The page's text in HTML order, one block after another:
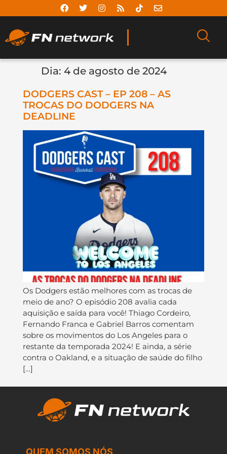
Dia: 4 de agosto de 2024
DODGERS CAST – EP 208 – AS
TROCAS DO DODGERS NA
DEADLINE
Os Dodgers estão melhores com as trocas de
meio de ano? O episódio 208 avalia cada
aquisição e saída para você! Thiago Cordeiro,
Fernando Franca e Gabriel Barros comentam
sobre os movimentos do Los Angeles para o
restante da temporada 2024! E ainda, a série
contra o Oakland, e a situação de saúde do filho
[…]
QUEM SOMOS NÓS